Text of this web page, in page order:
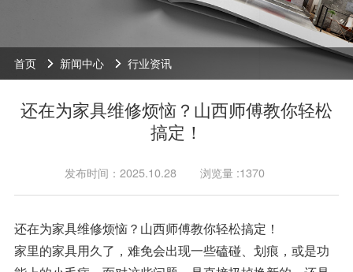
首页 新闻中心 行业资讯
还在为家具维修烦恼？山西师傅教你轻松
搞定！
发布时间：2025.10.28 浏览量 :1370
还在为家具维修烦恼？山西师傅教你轻松搞定！
家里的家具用久了，难免会出现一些磕碰、划痕，或是功